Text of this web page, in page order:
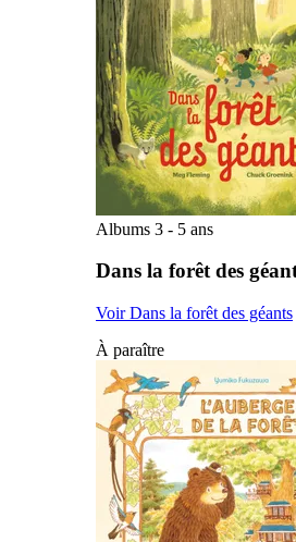
Albums 3 - 5 ans
Dans la forêt des
Voir Dans la forêt des géants
À paraître